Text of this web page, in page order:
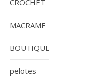
CROCHET
MACRAME
BOUTIQUE
pelotes